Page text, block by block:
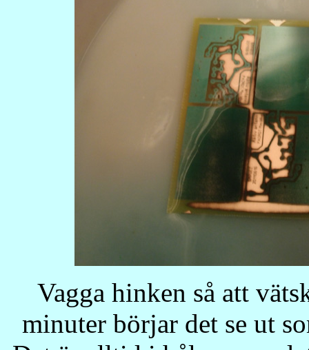
Vagga hinken så att
minuter börjar det se ut